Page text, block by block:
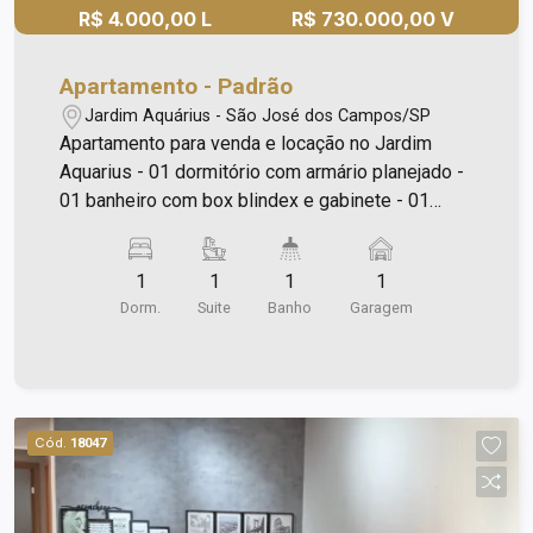
R$ 4.000,00 L R$ 730.000,00 V
Apartamento - Padrão
Jardim Aquárius - São José dos Campos/SP
Apartamento para venda e locação no Jardim
Aquarius - 01 dormitório com armário planejado -
01 banheiro com box blindex e gabinete - 01
planejados - sacada envidraçada - 01 vaga de
geladeira - fogão - forno - microondas - sofá -
câmeras; - Controle de acesso; - Elevadores
inteligentes; - Piscina Adulto e Infantil; - Sauna; -
Academia; - Open Sky Fitness; - Espaço Gourmet
com Churrasqueira; - Espaço Torcedor; - Ducha
1
Dorm.
1
Suite
1
Banho
1
Garagem
Cód. 18047